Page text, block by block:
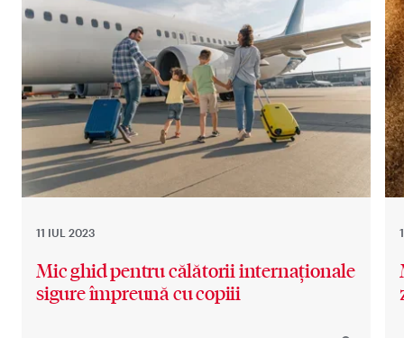
11 IUL 2023
Mic ghid pentru călătorii internaționale
sigure împreună cu copiii